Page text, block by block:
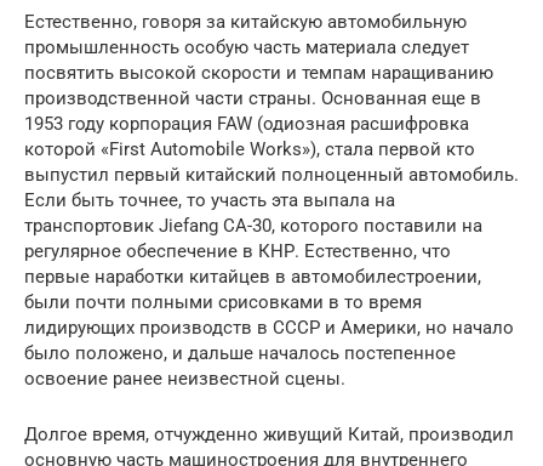
Естественно, говоря за китайскую автомобильную
промышленность особую часть материала следует
посвятить высокой скорости и темпам наращиванию
производственной части страны. Основанная еще в
1953 году корпорация FAW (одиозная расшифровка
которой «First Automobile Works»), стала первой кто
выпустил первый китайский полноценный автомобиль.
Если быть точнее, то участь эта выпала на
транспортовик Jiefang CA-30, которого поставили на
регулярное обеспечение в КНР. Естественно, что
первые наработки китайцев в автомобилестроении,
были почти полными срисовками в то время
лидирующих производств в СССР и Америки, но начало
было положено, и дальше началось постепенное
освоение ранее неизвестной сцены.
Долгое время, отчужденно живущий Китай, производил
основную часть машиностроения для внутреннего